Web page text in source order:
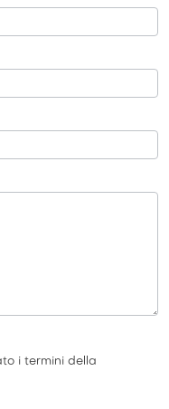
i termini della